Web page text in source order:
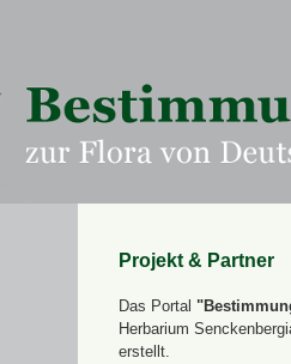
Projekt & Partner
Das Portal
Herbarium
erstellt.